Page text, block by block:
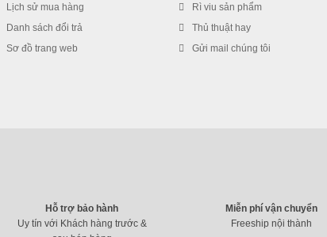
Lịch sử mua hàng
Danh sách đổi trả
Sơ đồ trang web
Rì viu sản phẩm
Thủ thuật hay
Gửi mail chúng tôi
Hỗ trợ bảo hành
Uy tín với Khách hàng trước &
Miễn phí vận chuyển
Freeship nội thành